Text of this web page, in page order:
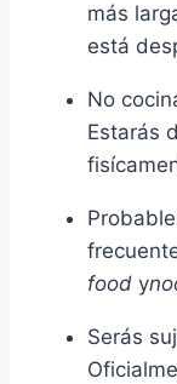
más
está
No
Estarás
food y
Serás